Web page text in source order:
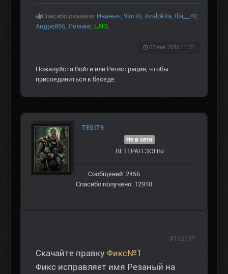
Спасибо сказали: Иваныч 9im10 Avalokita Ilia__70
Андрей56 Леминг, LAKI
02 янв 2016 11:32
Пожалуйста Войти или Регистрация , чтобы
присоединиться к беседе.
TEGI79
Не в сети
ВЕТЕРАН ЗOНЫ
Сообщений: 2456
Спасибо получено: 12910
Скачайте правку Фикс№1
Фикс исправляет имя Резаный на
#182137